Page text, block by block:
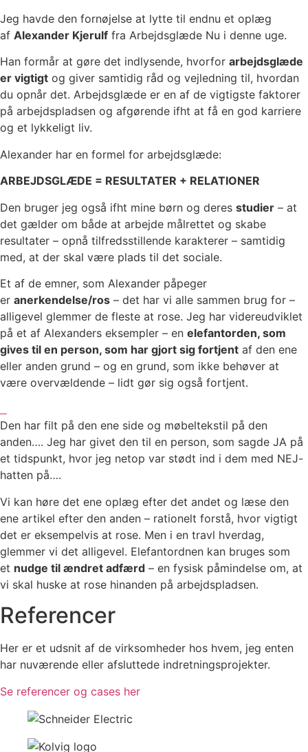
Jeg havde den fornøjelse at lytte til endnu et oplæg
af Alexander Kjerulf fra Arbejdsglæde Nu i denne uge.
Han formår at gøre det indlysende, hvorfor arbejdsglæde
er vigtigt og giver samtidig råd og vejledning til, hvordan
du opnår det. Arbejdsglæde er en af de vigtigste faktorer
på arbejdspladsen og afgørende ifht at få en god karriere
og et lykkeligt liv.
Alexander har en formel for arbejdsglæde:
ARBEJDSGLÆDE = RESULTATER + RELATIONER
Den bruger jeg også ifht mine børn og deres studier – at
det gælder om både at arbejde målrettet og skabe
resultater – opnå tilfredsstillende karakterer – samtidig
med, at der skal være plads til det sociale.
Et af de emner, som Alexander påpeger
er anerkendelse/ros – det har vi alle sammen brug for –
alligevel glemmer de fleste at rose. Jeg har videreudviklet
på et af Alexanders eksempler – en elefantorden, som
gives til en person, som har gjort sig fortjent af den ene
eller anden grund – og en grund, som ikke behøver at
være overvældende – lidt gør sig også fortjent.
Den har filt på den ene side og møbeltekstil på den
anden…. Jeg har givet den til en person, som sagde JA på
et tidspunkt, hvor jeg netop var stødt ind i dem med NEJ-
hatten på….
Vi kan høre det ene oplæg efter det andet og læse den
ene artikel efter den anden – rationelt forstå, hvor vigtigt
det er eksempelvis at rose. Men i en travl hverdag,
glemmer vi det alligevel. Elefantordnen kan bruges som
et nudge til ændret adfærd – en fysisk påmindelse om, at
vi skal huske at rose hinanden på arbejdspladsen.
Referencer
Her er et udsnit af de virksomheder hos hvem, jeg enten
har nuværende eller afsluttede indretningsprojekter.
Se referencer og cases her